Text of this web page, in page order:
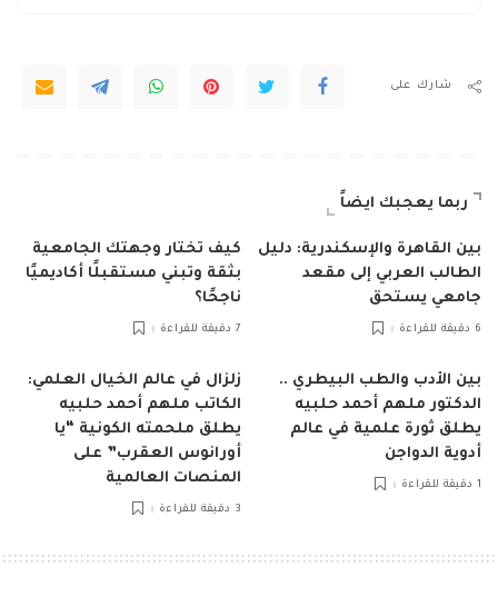
شارك على
ربما يعجبك ايضاً
بين القاهرة والإسكندرية: دليل
الطالب العربي إلى مقعد
جامعي يستحق
6 دقيقة للقراءة
كيف تختار وجهتك الجامعية
بثقة وتبني مستقبلًا أكاديميًا
ناجحًا؟
7 دقيقة للقراءة
بين الأدب والطب البيطري ..
الدكتور ملهم أحمد حلبيه
يطلق ثورة علمية في عالم
أدوية الدواجن
1 دقيقة للقراءة
زلزال في عالم الخيال العلمي:
الكاتب ملهم أحمد حلبيه
يطلق ملحمته الكونية “يا
أورانوس العقرب” على
المنصات العالمية
3 دقيقة للقراءة